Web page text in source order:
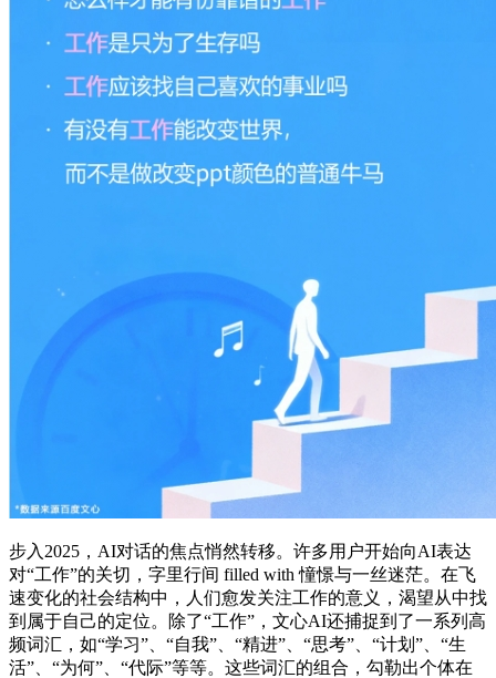
步入2025，AI对话的焦点悄然转移。许多用户开始向AI表达
对“工作”的关切，字里行间 filled with 憧憬与一丝迷茫。在飞
速变化的社会结构中，人们愈发关注工作的意义，渴望从中找
到属于自己的定位。除了“工作”，文心AI还捕捉到了一系列高
频词汇，如“学习”、“自我”、“精进”、“思考”、“计划”、“生
活”、“为何”、“代际”等等。这些词汇的组合，勾勒出个体在